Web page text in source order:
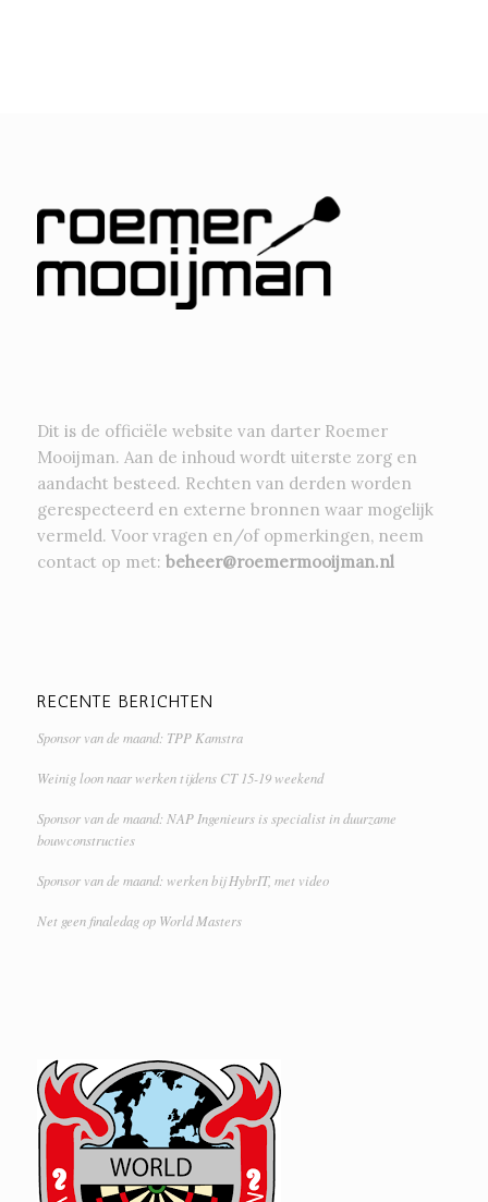
Dit is de officiële website van darter Roemer
Mooijman. Aan de inhoud wordt uiterste zorg en
aandacht besteed. Rechten van derden worden
gerespecteerd en externe bronnen waar mogelijk
vermeld. Voor vragen en/of opmerkingen, neem
contact op met: beheer@roemermooijman.nl
RECENTE BERICHTEN
Sponsor van de maand: TPP Kamstra
Weinig loon naar werken tijdens CT 15-19 weekend
Sponsor van de maand: NAP Ingenieurs is specialist in duurzame
bouwconstructies
Sponsor van de maand: werken bij HybrIT, met video
Net geen finaledag op World Masters